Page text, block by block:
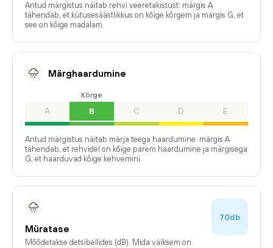
Antud märgistus näitab rehvi veeretakistust: märgis A
tähendab, et kütusesäästlikkus on kõige kõrgem ja märgis G, et
see on kõige madalam.
Märghaardumine
A
Kõrge
B C D E
Antud märgistus näitab märja teega haardumine: märgis A
tähendab, et rehvidel on kõige parem haardumine ja märgisega
G, et haarduvad kõige kehvemini.
Müratase
Mõõdetakse detsibellides (dB). Mida väiksem on
70db